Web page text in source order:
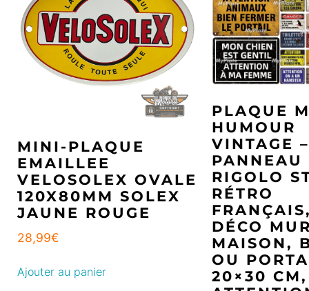
MINI-PLAQUE
EMAILLEE
VELOSOLEX OVALE
120X80MM SOLEX
JAUNE ROUGE
28,99€
Ajouter au panier
PLAQUE
HUMOUR
VINTAGE –
PANNEAU
RIGOLO
RÉTRO
DÉCO
MAISON,
OU
20×30 CM,